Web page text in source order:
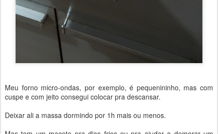
Meu forno micro-ondas, por exemplo, é pequenininho, mas com
cuspe e com jeito consegui colocar pra descansar.
Deixar ali a massa dormindo por 1h mais ou menos.